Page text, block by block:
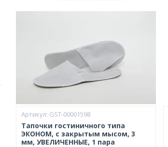
GST-00001598
Тапочки гостиничного типа
ЭКОНОМ, с закрытым мысом, 3
мм, УВЕЛИЧЕННЫЕ, 1 пара